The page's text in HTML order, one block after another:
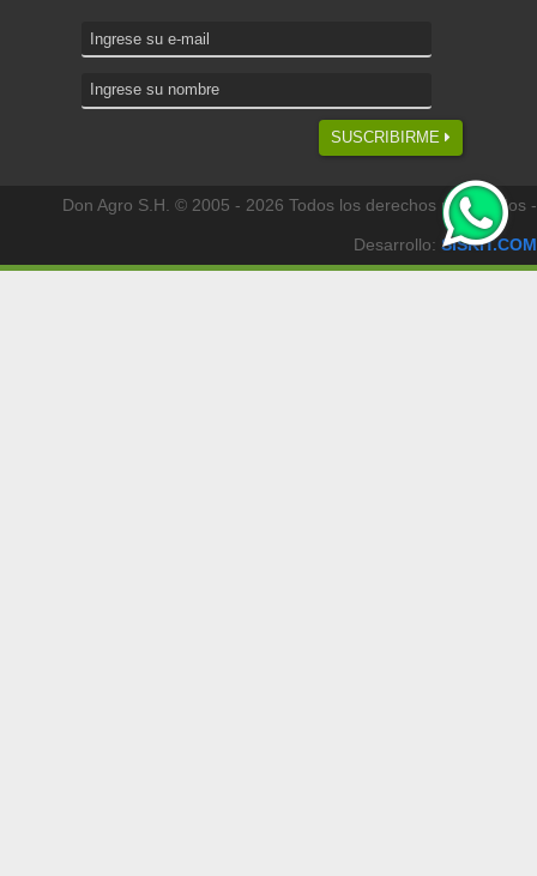
SUSCRIBIRME
Don Agro S.H. © 2005 - 2026 Todos los derechos reservados -
Desarrollo: SISKIT.COM